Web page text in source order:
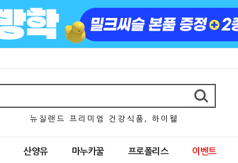
뉴 질 랜 드 프 리 미 엄 건 강 식 품 , 하 이 웰
산양유 마누카꿀 프로폴리스 이벤트